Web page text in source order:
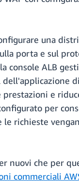
una
porta e sul
ALB
e
per
richieste
nuovi che per
commerciali